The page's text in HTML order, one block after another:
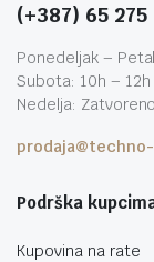
(+387) 65 275
Ponedeljak –
Subota: 10h – 12h
Nedelja: Zatvoreno
Podrška
Kupovina na rate